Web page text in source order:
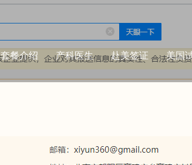
套餐介绍 产科医生 赴美签证 美国